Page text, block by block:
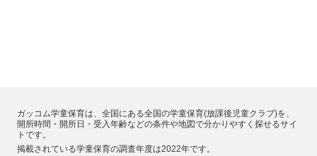
ガッコム学童保育は、全国にある全国の学童保育(放課後児童クラブ)を、
開所時間・開所日・受入年齢などの条件や地図で分かりやすく探せるサイ
トです。
掲載されている学童保育の調査年度は2022年です。